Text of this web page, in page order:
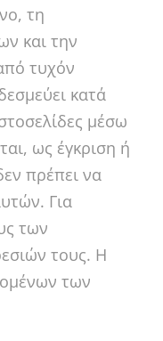
τη
και την
τυχόν
κατά
μέσω
ως έγκριση ή
πρέπει να
Για
των
τους. Η
των